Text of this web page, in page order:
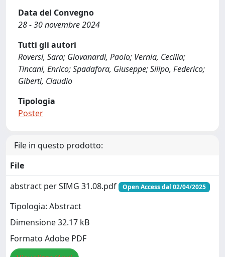
Data del Convegno
28 - 30 novembre 2024
Tutti gli autori
Roversi, Sara; Giovanardi, Paolo; Vernia, Cecilia;
Tincani, Enrico; Spadafora, Giuseppe; Silipo, Federico;
Giberti, Claudio
Tipologia
Poster
File in questo prodotto:
File
abstract per SIMG 31.08.pdf
Open Access dal 02/04/2025
Tipologia: Abstract
Dimensione 32.17 kB
Formato Adobe PDF